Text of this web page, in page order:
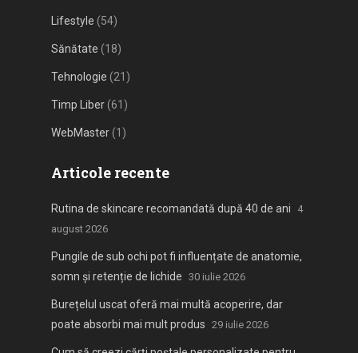
Lifestyle (54)
Sănătate (18)
Tehnologie (21)
Timp Liber(61)
WebMaster(1)
Articole recente
Rutina de skincare recomandată după 40 de ani
4
august 2026
Pungile de sub ochi pot fi influențate de anatomie,
somn și retenție de lichide 30 iulie 2026
Burețelul uscat oferă mai multă acoperire, dar
poate absorbi mai mult produs 29 iulie 2026